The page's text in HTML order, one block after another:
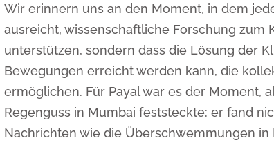
Wir erinnern uns an den Moment, in dem
ausreicht, wissenschaftliche Forschung zum
unterstützen, sondern dass die Lösung der
Bewegungen erreicht werden kann, die
ermöglichen. Für Payal war es der Moment,
Regenguss in Mumbai feststeckte: er fand
Nachrichten wie die Überschwemmungen in